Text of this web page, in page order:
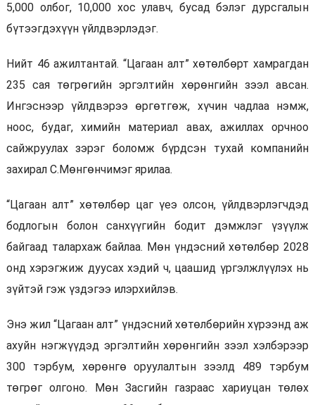
5,000 олбог, 10,000 хос улавч, бусад бэлэг дурсгалын
бүтээгдэхүүн үйлдвэрлэдэг.
Нийт 46 ажилтантай. “Цагаан алт” хөтөлбөрт хамрагдан
235 сая төгрөгийн эргэлтийн хөрөнгийн зээл авсан.
Ингэснээр үйлдвэрээ өргөтгөж, хүчин чадлаа нэмж,
ноос, будаг, химийн материал авах, ажиллах орчноо
сайжруулах зэрэг боломж бүрдсэн тухай компанийн
захирал С.Мөнгөнчимэг ярилаа.
“Цагаан алт” хөтөлбөр цаг үеэ олсон, үйлдвэрлэгчдэд
бодлогын болон санхүүгийн бодит дэмжлэг үзүүлж
байгаад талархаж байлаа. Мөн үндэсний хөтөлбөр 2028
онд хэрэгжиж дуусах хэдий ч, цаашид үргэлжлүүлэх нь
зүйтэй гэж үздэгээ илэрхийлэв.
Энэ жил “Цагаан алт” үндэсний хөтөлбөрийн хүрээнд аж
ахуйн нэгжүүдэд эргэлтийн хөрөнгийн зээл хэлбэрээр
300 тэрбум, хөрөнгө оруулалтын зээлд 489 тэрбум
төгрөг олгоно. Мөн Засгийн газраас хариуцан төлөх